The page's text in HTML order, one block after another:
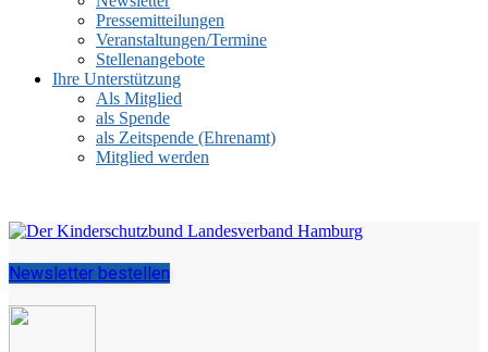
Pressemitteilungen
Veranstaltungen/Termine
Stellenangebote
Ihre Unterstützung
Als Mitglied
als Spende
als Zeitspende (Ehrenamt)
Mitglied werden
Newsletter bestellen